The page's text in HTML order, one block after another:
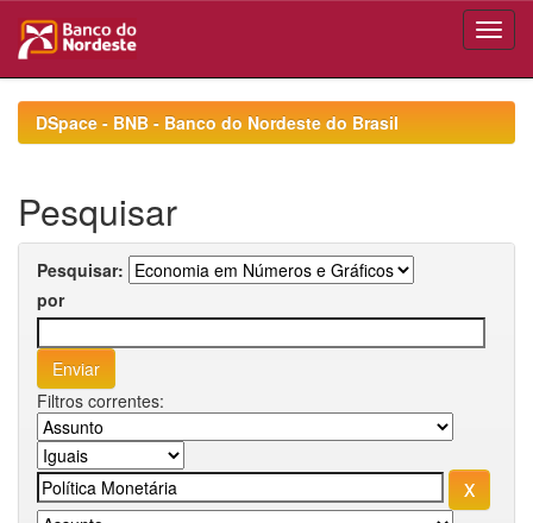
navigationDSpace - BNB - Banco do Nordeste do Brasil
Pesquisar
Pesquisar:
por
Filtros correntes: